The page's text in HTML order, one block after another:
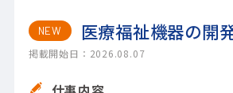
NEW 医療福祉機器の開
掲載開始日：2026.08.07